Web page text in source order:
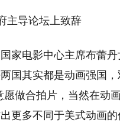
主导论坛上致辞
家电影中心主席布蕾丹
国其实都是动画强国，
做合拍片，当然在动
更多不同于美式动画的